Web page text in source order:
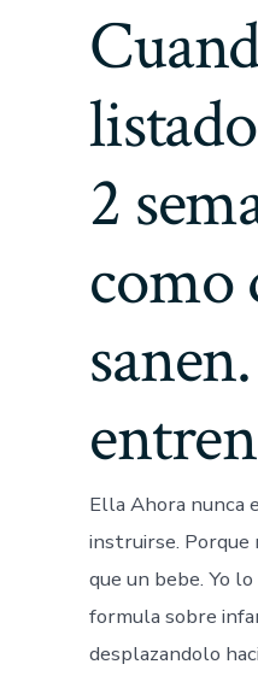
2
como
Ella Ahora nunca
instruirse. Porque
que un bebe. Yo
formula sobre
desplazandolo